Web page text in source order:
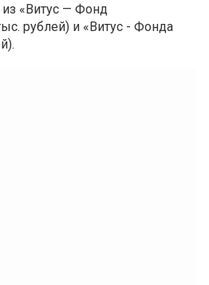
«Витус — Фонд
рублей) и «Витус - Фонда